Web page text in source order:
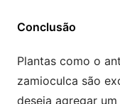
Conclusão
Plantas como o
zamioculca são
deseja agregar